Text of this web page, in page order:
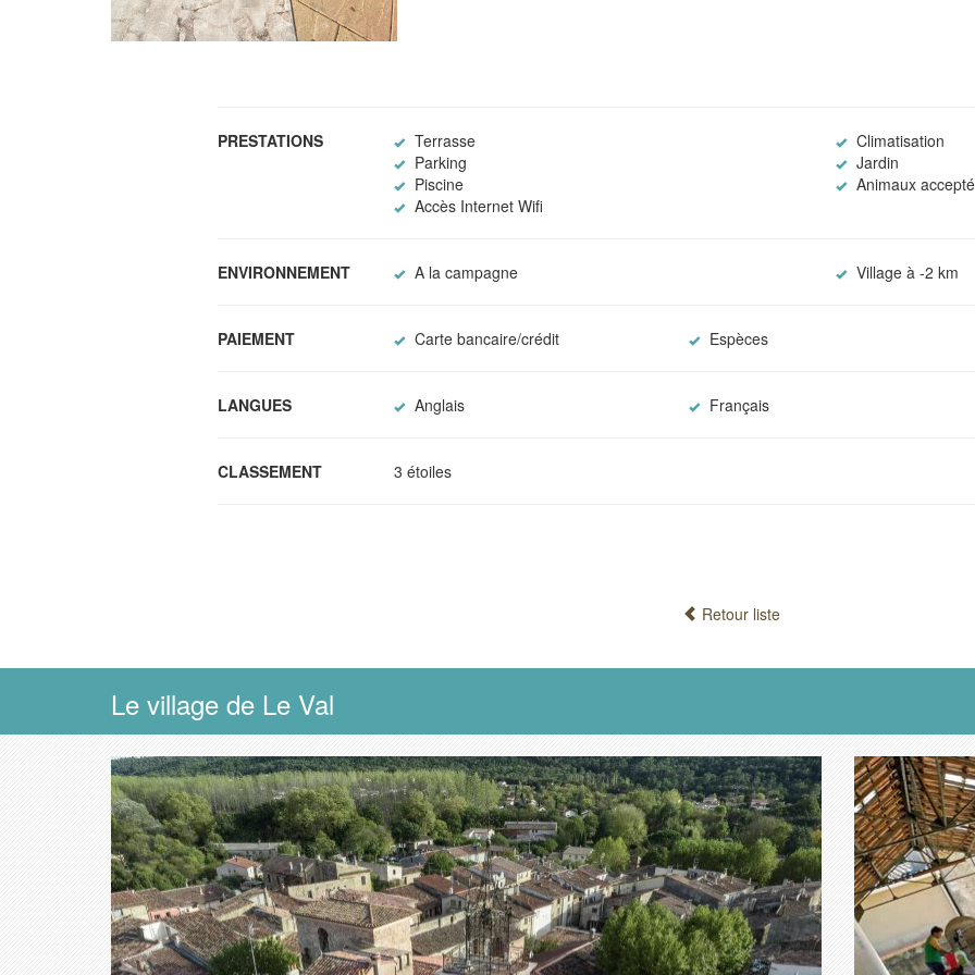
PRESTATIONS Terrasse
Climatisation
Parking
Jardin
Piscine
Animaux
Accès Internet Wifi
ENVIRONNEMENT A la campagne Village à -2 km
PAIEMENT Carte bancaire/crédit Espèces
LANGUES Anglais Français
CLASSEMENT 3 étoiles
Retour liste
Le village de Le Val